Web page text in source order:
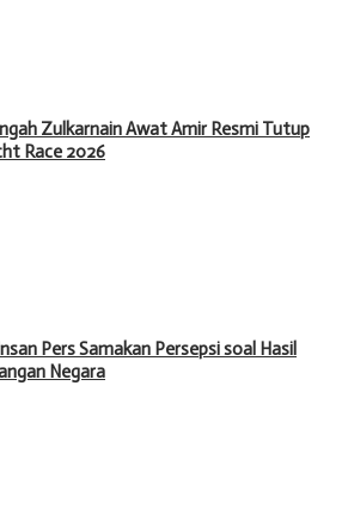
Zulkarnain Awat Amir Resmi Tutup
Race 2026
Pers Samakan Persepsi soal Hasil
Negara